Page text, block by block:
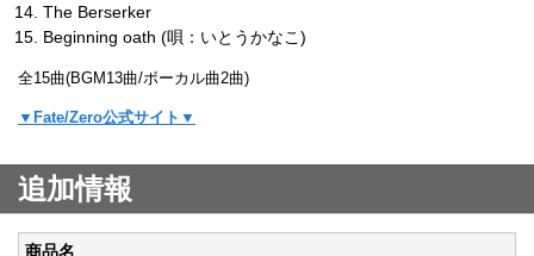
The Berserker
Beginning oath (唄：いとうかなこ)
全15曲(BGM13曲/ボーカル曲2曲)
▼Fate/Zero公式サイト▼
追加情報
商品名